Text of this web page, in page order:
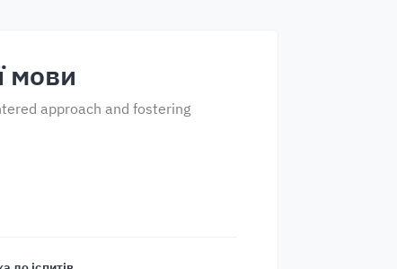
мови
approach and fostering